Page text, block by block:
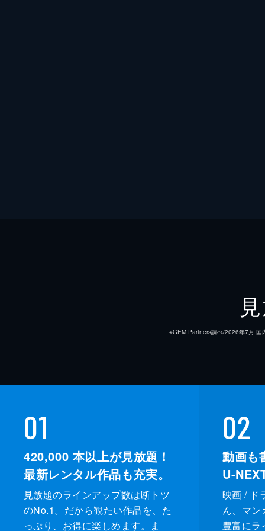
※GEM Partners調べ/2026年7⽉ 国
01
420,000 本以上が見放題！
最新レンタル作品も充実。
見放題のラインアップ数は断トツ
のNo.1。だから観たい作品を、た
っぷり、お得に楽しめます。ま
02
動画も
U-
映画 / ド
ん、マン
豊富にラ